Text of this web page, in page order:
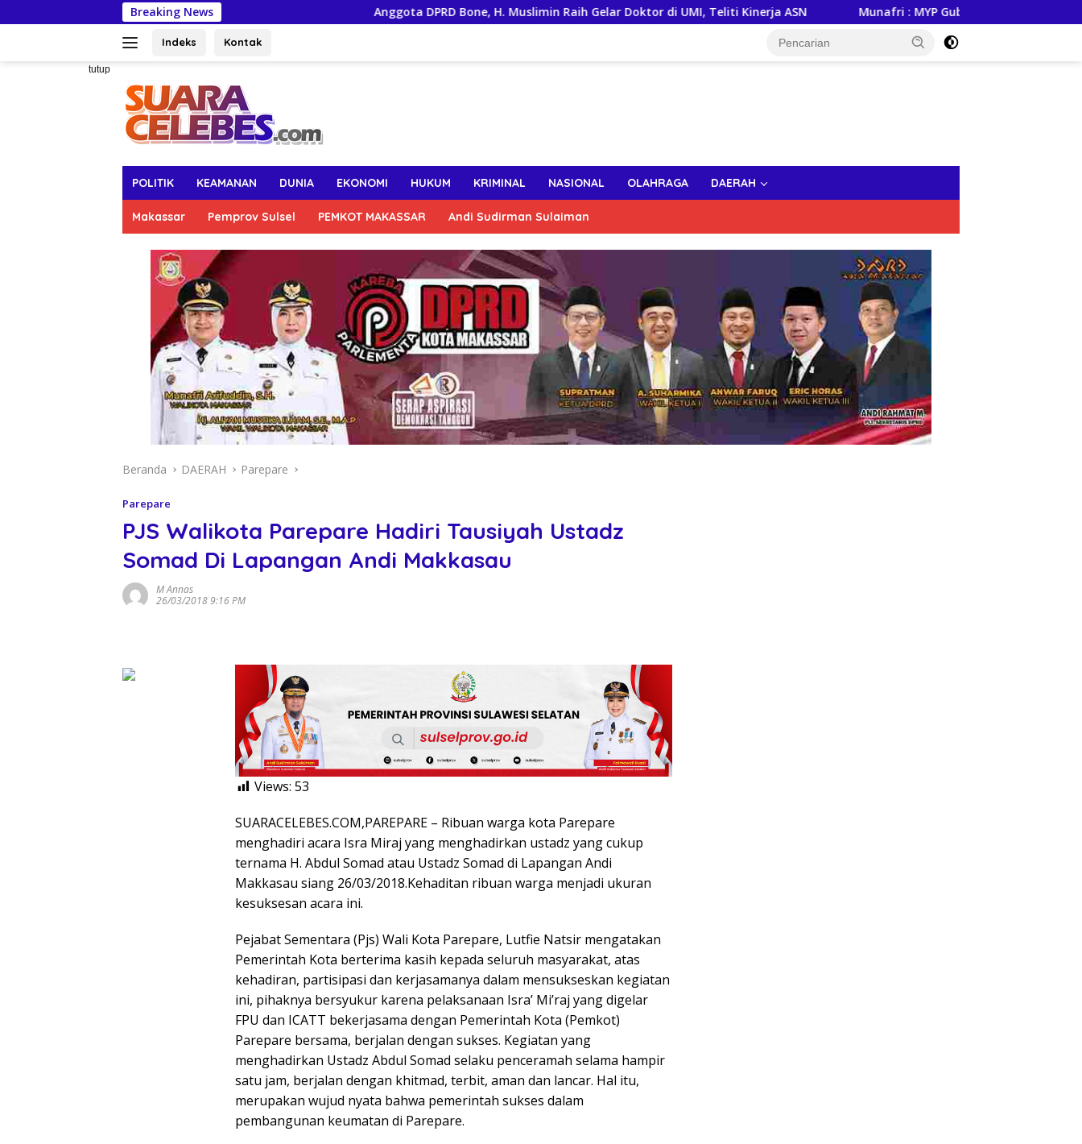
ke
Breaking News Anggota DPRD Bone, H. Muslimin Raih Gelar Doktor di UMI, Teliti Kinerja ASN Munafri : MYP Gubernur Sulsel, Andi Sudirman Jadi
Indeks Kontak
tutup
POLITIK KEAMANAN DUNIA EKONOMI HUKUM KRIMINAL NASIONAL OLAHRAGA DAERAH
Makassar Pemprov Sulsel PEMKOT MAKASSAR Andi Sudirman Sulaiman
Beranda DAERAH Parepare
Parepare
PJS Walikota Parepare Hadiri Tausiyah Ustadz
Somad Di Lapangan Andi Makkasau
M Annas
26/03/2018 9:16 PM
Views: 53
SUARACELEBES.COM,PAREPARE – Ribuan warga kota Parepare
menghadiri acara Isra Miraj yang menghadirkan ustadz yang cukup
ternama H. Abdul Somad atau Ustadz Somad di Lapangan Andi
Makkasau siang 26/03/2018.Kehaditan ribuan warga menjadi ukuran
kesuksesan acara ini.
Pejabat Sementara (Pjs) Wali Kota Parepare, Lutfie Natsir mengatakan
Pemerintah Kota berterima kasih kepada seluruh masyarakat, atas
kehadiran, partisipasi dan kerjasamanya dalam mensukseskan kegiatan
ini, pihaknya bersyukur karena pelaksanaan Isra’ Mi’raj yang digelar
FPU dan ICATT bekerjasama dengan Pemerintah Kota (Pemkot)
Parepare bersama, berjalan dengan sukses. Kegiatan yang
menghadirkan Ustadz Abdul Somad selaku penceramah selama hampir
satu jam, berjalan dengan khitmad, terbit, aman dan lancar. Hal itu,
merupakan wujud nyata bahwa pemerintah sukses dalam
pembangunan keumatan di Parepare.